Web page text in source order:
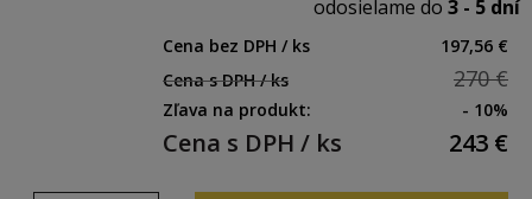
odosielame do 3 - 5 dní
Cena bez DPH / ks
197,56 €
Cena s DPH / ks
270 €
Zľava na produkt: - 10%
Cena s DPH / ks 243 €